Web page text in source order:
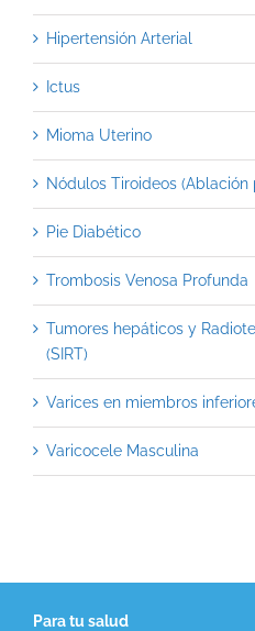
Hipertensión Arterial
Ictus
Mioma Uterino
Nódulos Tiroideos
Pie Diabético
Trombosis Venosa Profunda
Tumores hepáticos y
(SIRT)
Varices en miembros
Varicocele Masculina
Para tu salud